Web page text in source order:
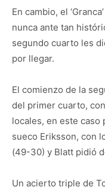
En cambio, el
nunca ante tan
segundo cuarto les
por llegar.
El comienzo de la
del primer cuarto,
locales, en este
sueco Eriksson, con
(49-30) y Blatt pidió
Un acierto triple de